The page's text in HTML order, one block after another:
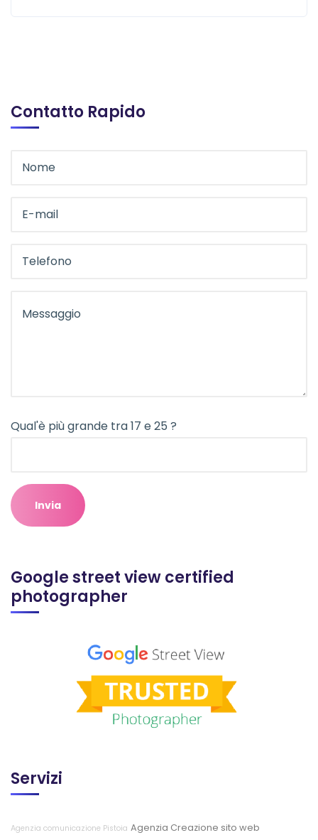
Contatto Rapido
Qual'è più grande tra 17 e 25 ?
Google street view certified
photographer
Servizi
Agenzia comunicazione Pistoia Agenzia Creazione sito web